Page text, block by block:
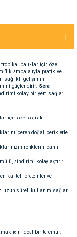
tropikal balıklar için özel
ambalajıyla pratik ve
sağlıklı gelişimini
güçlendirir. Sera
kolay bir yem sağlar.
için özel olarak
içeren doğal içeriklerle
renklerini canlı
sindirimi kolaylaştırır
kaliteli proteinler ve
uzun süreli kullanım sağlar
için ideal bir tercihtir.